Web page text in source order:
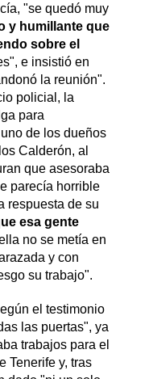
"se quedó muy
y humillante que
sobre el
e insistió en
la reunión".
policial, la
para
de los dueños
Calderón, al
que asesoraba
parecía horrible
respuesta de su
esa gente
no se metía en
y con
su trabajo".
el testimonio
las puertas", ya
trabajos para el
Tenerife y, tras